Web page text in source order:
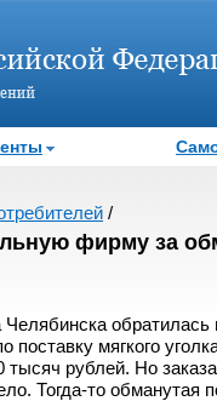
/
фирму за
Челябинска
поставку мягкого
рублей. Но
Тогда-то обманутая